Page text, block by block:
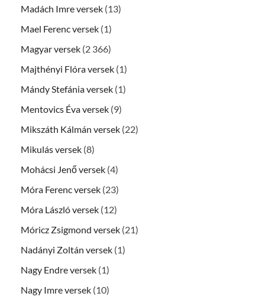
Madách Imre versek (13)
Mael Ferenc versek (1)
Magyar versek (2 366)
Majthényi Flóra versek (1)
Mándy Stefánia versek (1)
Mentovics Éva versek (9)
Mikszáth Kálmán versek (22)
Mikulás versek (8)
Mohácsi Jenő versek (4)
Móra Ferenc versek (23)
Móra László versek (12)
Móricz Zsigmond versek (21)
Nadányi Zoltán versek (1)
Nagy Endre versek (1)
Nagy Imre versek (10)